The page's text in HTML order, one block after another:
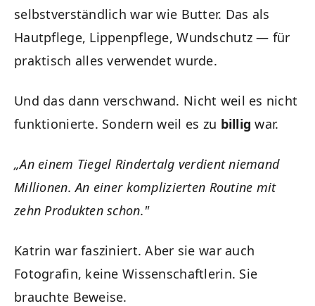
selbstverständlich war wie Butter. Das als
Hautpflege, Lippenpflege, Wundschutz — für
praktisch alles verwendet wurde.
Und das dann verschwand. Nicht weil es nicht
funktionierte. Sondern weil es zu billig war.
„An einem Tiegel Rindertalg verdient niemand
Millionen. An einer komplizierten Routine mit
zehn Produkten schon."
Katrin war fasziniert. Aber sie war auch
Fotografin, keine Wissenschaftlerin. Sie
brauchte Beweise.